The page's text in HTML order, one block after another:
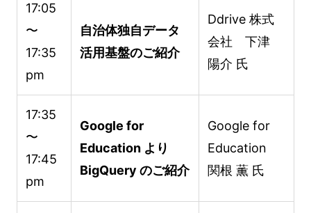
17:05
〜
17:35
pm
自治体独自データ
活用基盤のご紹介
Ddrive 株式
会社 下津
陽介 氏
17:35
〜
17:45
pm
Google for
Education より
BigQuery のご紹介
Google for
Education
関根 薫 氏